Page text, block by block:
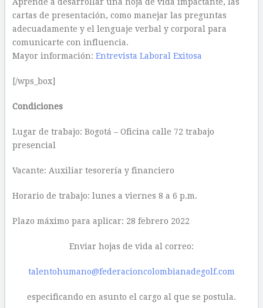
cartas de presentación, como manejar las preguntas
adecuadamente y el lenguaje verbal y corporal para
comunicarte con influencia.
Mayor información: Entrevista Laboral Exitosa
[/wps_box]
Condiciones
Lugar de trabajo: Bogotá – Oficina calle 72 trabajo
presencial
Vacante: Auxiliar tesorería y financiero
Horario de trabajo: lunes a viernes 8 a 6 p.m.
Plazo máximo para aplicar: 28 febrero 2022
Enviar ​hojas de vida al correo:
talentohumano@federacioncolombianadegolf.com
especificando en asunto el cargo al que se postula.